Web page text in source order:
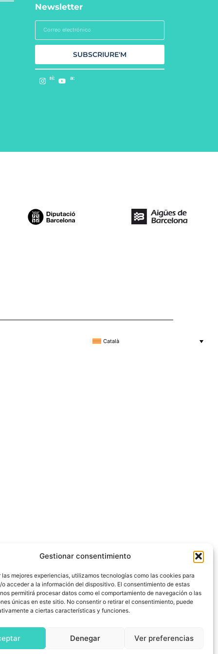
Gestionar consentimiento
las mejores experiencias, utilizamos tecnologías como las cookies para
o acceder a la información del dispositivo. El consentimiento de estas
permitirá procesar datos como el comportamiento de navegación o las
únicas en este sitio. No consentir o retirar el consentimiento, puede
a ciertas características y funciones.
Denegar Ver preferencias
Newsletter
SUBSCRIURE'M
Segueix-nos a:
Català